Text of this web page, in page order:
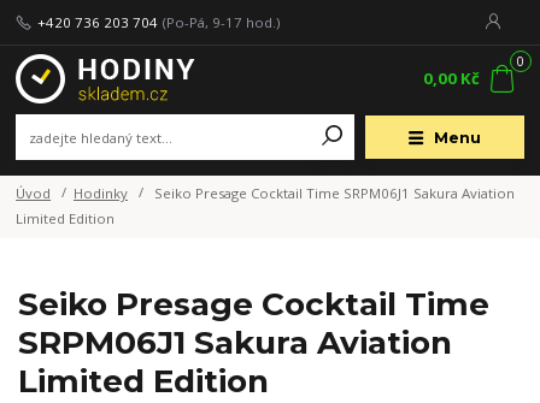
Menu
+420 736 203 704 (Po-Pá, 9-17 hod.)
0
0,00 Kč
Úvod Hodinky
Seiko Presage Cocktail Time SRPM06J1 Sakura Aviation
Limited Edition
Seiko Presage Cocktail Time
SRPM06J1 Sakura Aviation
Limited Edition